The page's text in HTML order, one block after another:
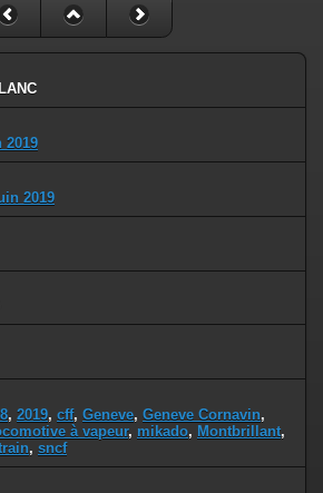
2019
2019
, 2019, cff, Geneve, Geneve Cornavin,
à vapeur, mikado, Montbrillant,
, sncf